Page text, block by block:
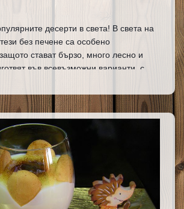
десерти в света! В света на
без печене са особено
стават бързо, много лесно и
във всевъзможни варианти, с
за чийзкейк има толкова
и толкова сполучливи, че
своята рецепта за чийзкейк. Ето
която е не само сполучлива, а и
изпълнение.